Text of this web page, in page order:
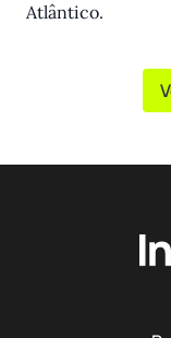
Atlântico.